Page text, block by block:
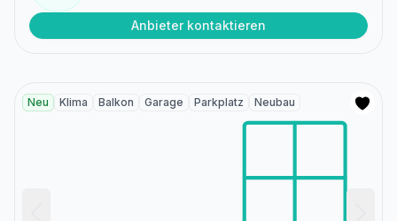
Anbieter kontaktieren
Neu Klima Balkon Garage Parkplatz Neubau